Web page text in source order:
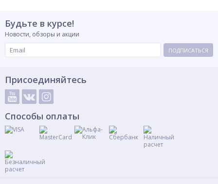
Будьте в курсе!
Новости, обзоры и акции
ПОДПИСАТЬСЯ
Присоединяйтесь
Способы оплаты